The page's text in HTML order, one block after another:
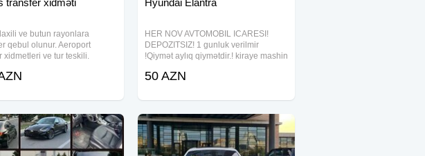
transfer xidməti
ve butun rayonlara
qebul olunur. Aeroport
xidmetleri ve tur teskili.
#S class #Transfer #Iveco,
Hyundai Elantra
HER NOV AVTOMOBIL ICARESI!
DEPOZITSIZ! 1 gunluk verilmir
!Qiymət aylıq qiymətdir.! kiraye mashin
mashin kirayesi gunluk mashin
icare mashin icare
50 AZN